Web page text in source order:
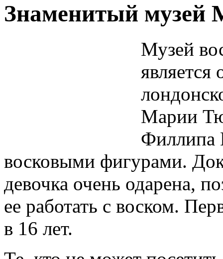
Знаменитый музей
Музей
Марии
Филлипа
восковыми фигурами.
девочка очень одарена,
ее работать с воском.
в 16 лет.